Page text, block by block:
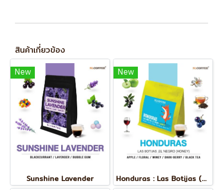
สินค้าเกี่ยวข้อง
New
Sunshine Lavender
New
Honduras : Las Botijas (Honey)